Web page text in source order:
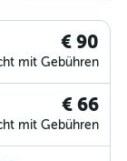
€ 90
mit Gebühren
€ 66
mit Gebühren